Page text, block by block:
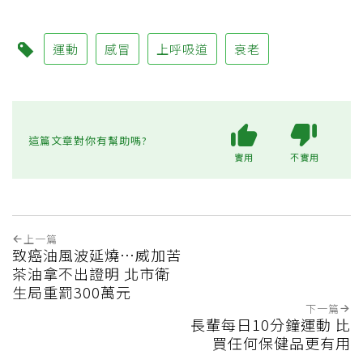
運動 感冒 上呼吸道 衰老
這篇文章對你有幫助嗎?
實用 不實用
上一篇
致癌油風波延燒…威加苦
茶油拿不出證明 北市衛
生局重罰300萬元
下一篇
長輩每日10分鐘運動 比
買任何保健品更有用